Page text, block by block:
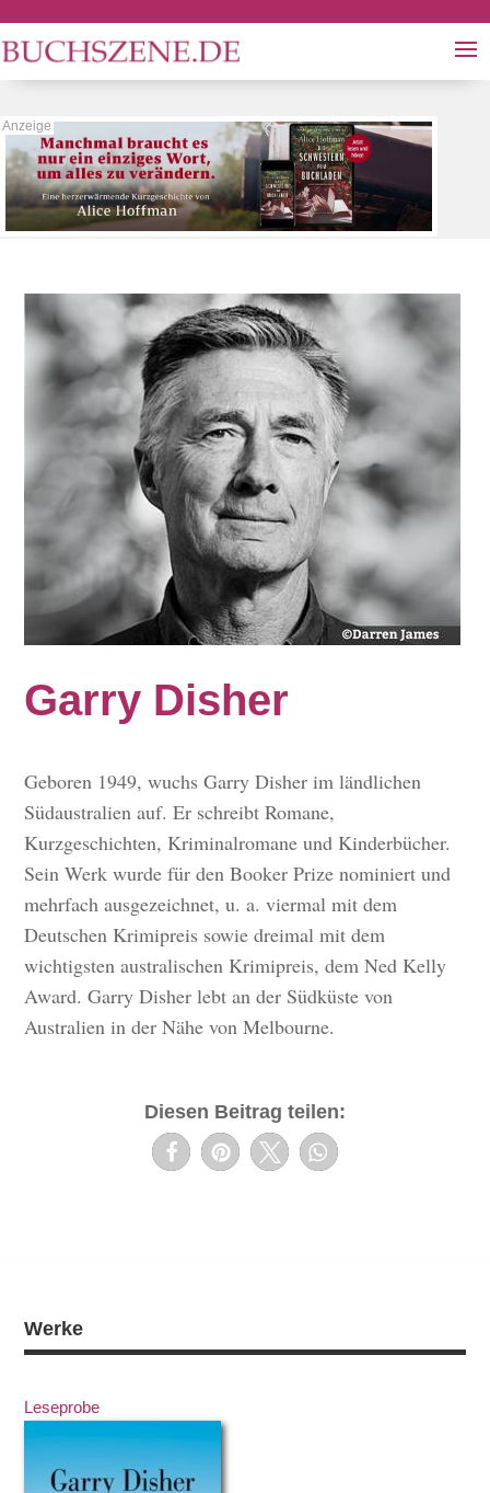
Garry Disher
Geboren 1949, wuchs Garry Disher im ländlichen
Südaustralien auf. Er schreibt Romane,
Kurzgeschichten, Kriminalromane und Kinderbücher.
Sein Werk wurde für den Booker Prize nominiert und
mehrfach ausgezeichnet, u. a. viermal mit dem
Deutschen Krimipreis sowie dreimal mit dem
wichtigsten australischen Krimipreis, dem Ned Kelly
Award. Garry Disher lebt an der Südküste von
Australien in der Nähe von Melbourne.
Diesen Beitrag teilen:
Werke
Leseprobe